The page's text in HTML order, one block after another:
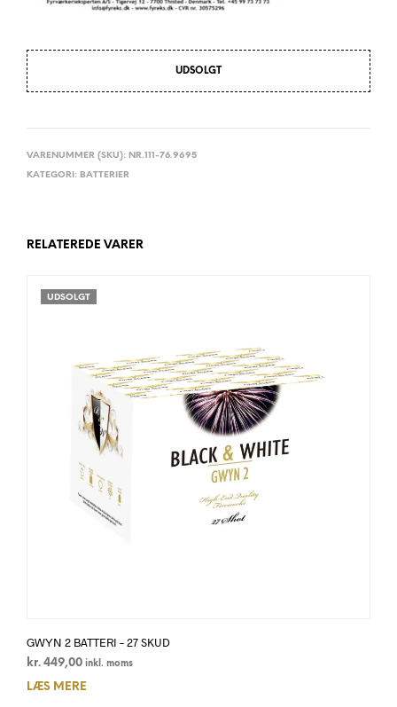
UDSOLGT
VARENUMMER (SKU): NR.111-76.9695
KATEGORI: BATTERIER
RELATEREDE VARER
UDSOLGT
GWYN 2 BATTERI – 27 SKUD
kr. 449,00 inkl. moms
LÆS MERE